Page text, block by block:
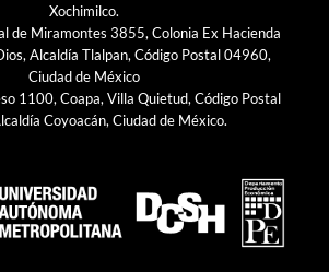
Xochimilco.
de Miramontes 3855, Colonia Ex Hacienda
Alcaldía Tlalpan, Código Postal 04960,
Ciudad de México
1100, Coapa, Villa Quietud, Código Postal
Coyoacán, Ciudad de México.